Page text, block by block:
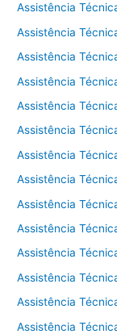
Assistência
Assistência
Assistência
Assistência
Assistência
Assistência
Assistência
Assistência
Assistência
Assistência
Assistência
Assistência
Assistência
Assistência